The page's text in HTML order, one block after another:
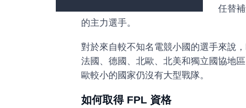
任替
的主力選手。
對於來自較不知名電競小國的選手來說
法國、德國、北歐、北美和獨立國協地
歐較小的國家仍沒有大型戰隊。
如何取得 FPL 資格